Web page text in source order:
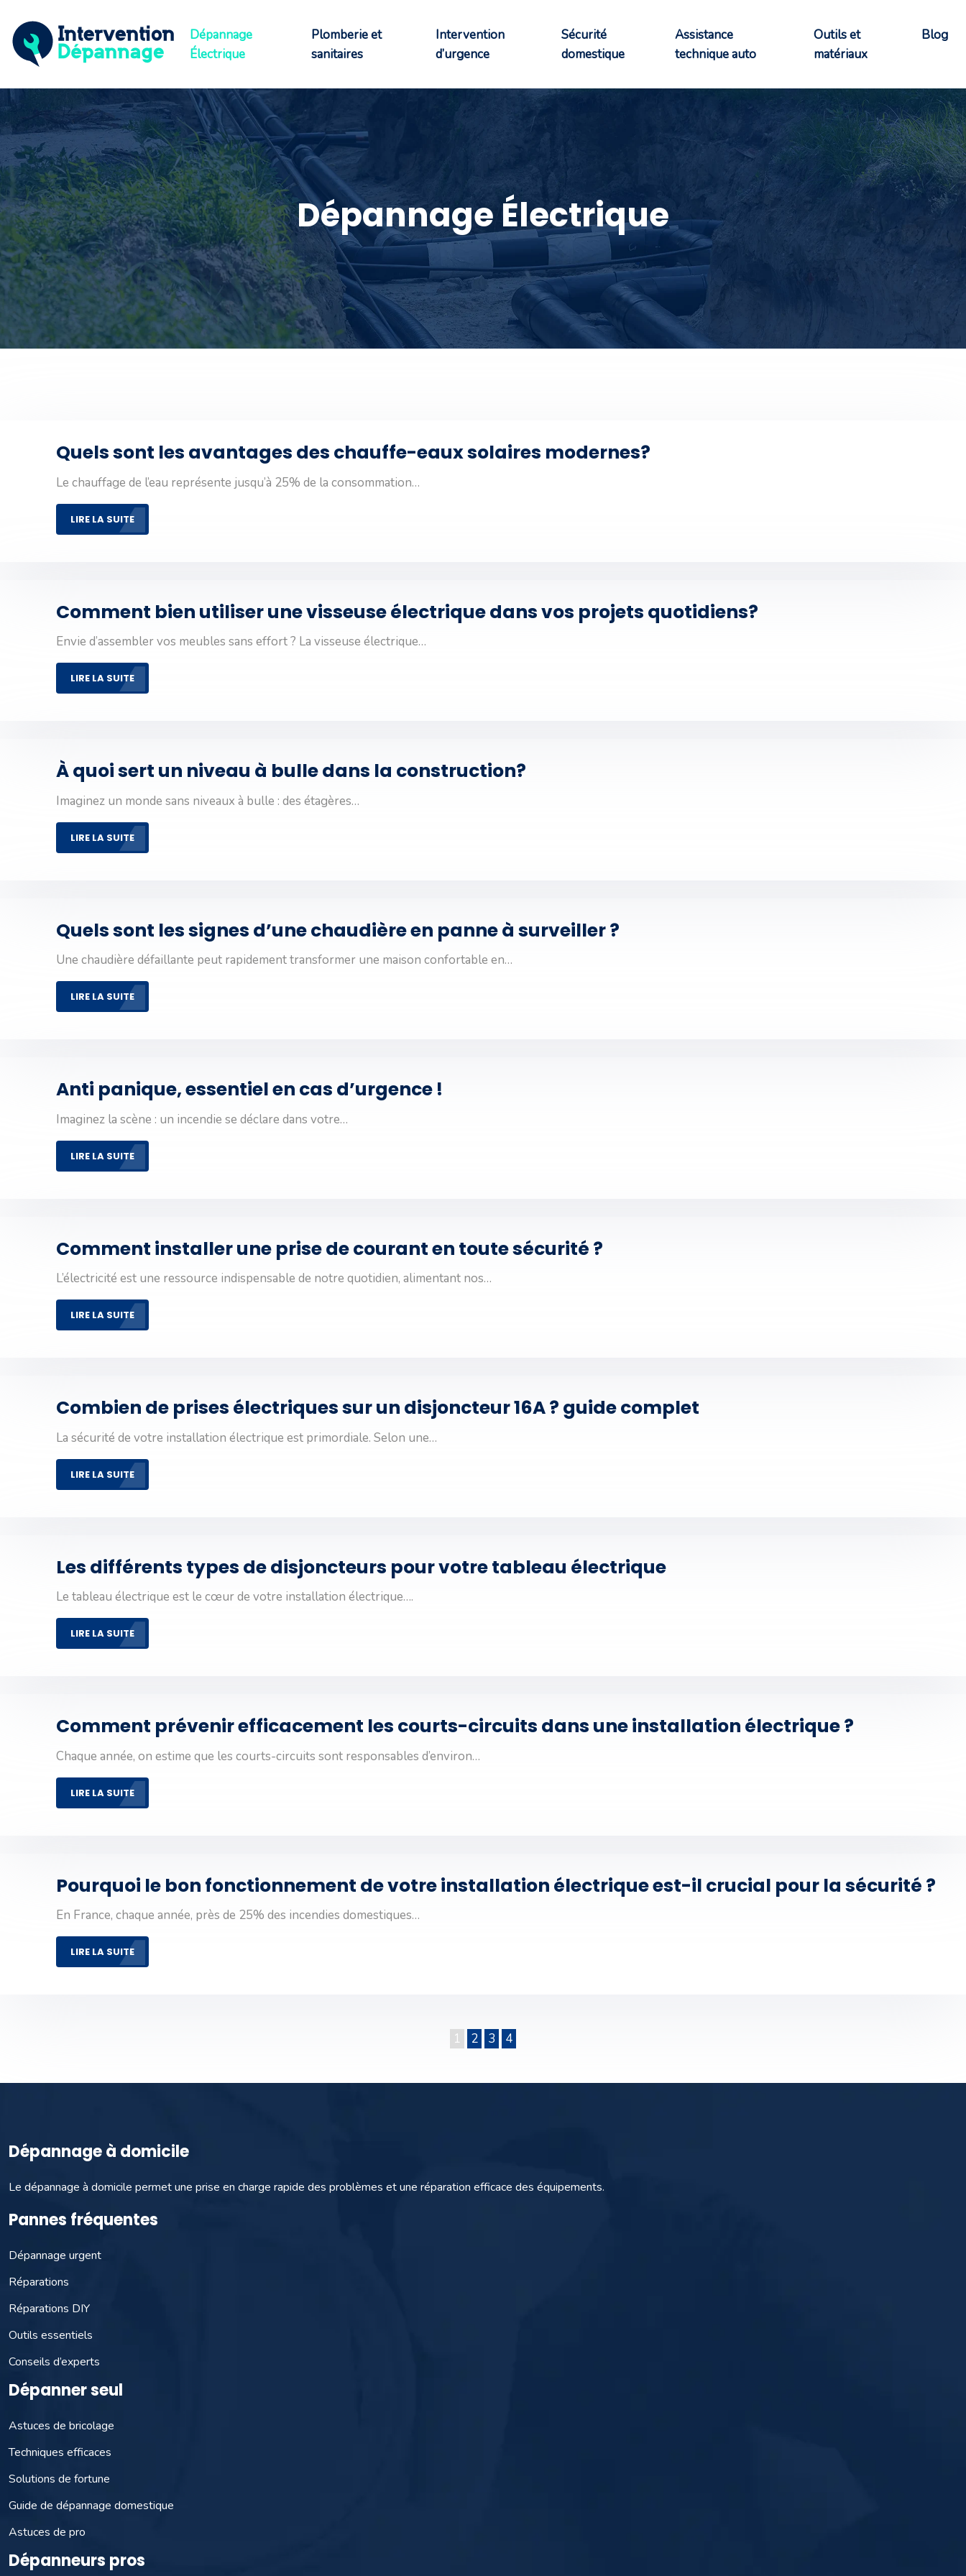
Dépannage
Électrique
Plomberie et
sanitaires
Intervention
d’urgence
Sécurité
domestique
Assistance
technique auto
Outils et
matériaux
Blog
Dépannage Électrique
Quels sont les avantages des chauffe-eaux solaires modernes?
Le chauffage de l’eau représente jusqu’à 25% de la consommation…
LIRE LA SUITE
Comment bien utiliser une visseuse électrique dans vos projets quotidiens?
Envie d’assembler vos meubles sans effort ? La visseuse électrique…
LIRE LA SUITE
À quoi sert un niveau à bulle dans la construction?
Imaginez un monde sans niveaux à bulle : des étagères…
LIRE LA SUITE
Quels sont les signes d’une chaudière en panne à surveiller ?
Une chaudière défaillante peut rapidement transformer une maison confortable en…
LIRE LA SUITE
Anti panique, essentiel en cas d’urgence !
Imaginez la scène : un incendie se déclare dans votre…
LIRE LA SUITE
Comment installer une prise de courant en toute sécurité ?
L’électricité est une ressource indispensable de notre quotidien, alimentant nos…
LIRE LA SUITE
Combien de prises électriques sur un disjoncteur 16A ? guide complet
La sécurité de votre installation électrique est primordiale. Selon une…
LIRE LA SUITE
Les différents types de disjoncteurs pour votre tableau électrique
Le tableau électrique est le cœur de votre installation électrique….
LIRE LA SUITE
Comment prévenir efficacement les courts-circuits dans une installation électrique ?
Chaque année, on estime que les courts-circuits sont responsables d’environ…
LIRE LA SUITE
Pourquoi le bon fonctionnement de votre installation électrique est-il crucial pour la sécurité ?
En France, chaque année, près de 25% des incendies domestiques…
LIRE LA SUITE
1 2 3 4
Dépannage à domicile
Le dépannage à domicile permet une prise en charge rapide des problèmes et une réparation efficace des équipements.
Pannes fréquentes
Dépannage urgent
Réparations
Réparations DIY
Outils essentiels
Conseils d’experts
Dépanner seul
Astuces de bricolage
Techniques efficaces
Solutions de fortune
Guide de dépannage domestique
Astuces de pro
Dépanneurs pros